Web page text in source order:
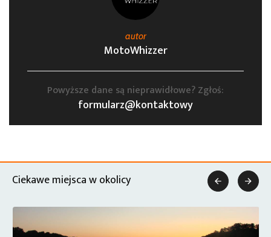
autor
MotoWhizzer
Powyższe dane są nieprawidłowe? Zgłoś:
formularz@kontaktowy
Ciekawe miejsca w okolicy  